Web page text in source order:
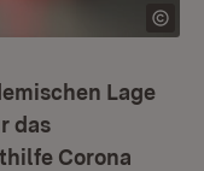
Lage
das
Corona